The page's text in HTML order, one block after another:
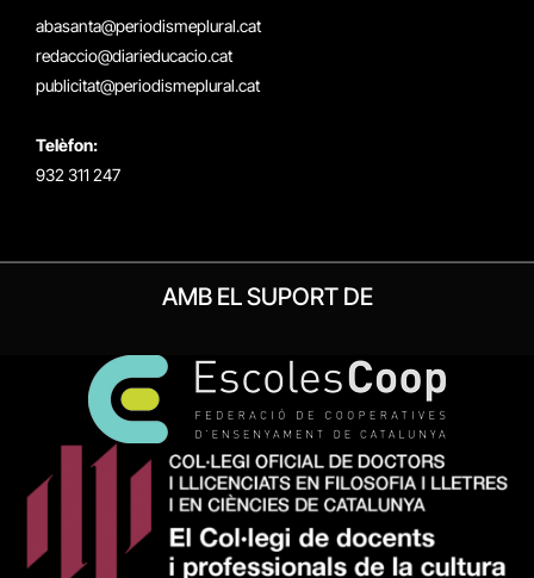
abasanta@periodismeplural.cat
redaccio@diarieducacio.cat
publicitat@periodismeplural.cat
Telèfon:
932 311 247
AMB EL SUPORT DE